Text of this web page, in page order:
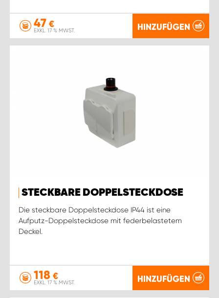
47 €
EXKL. 17 % MWST. HINZUFÜGEN
STECKBARE DOPPELSTECKDOSE
Die steckbare Doppelsteckdose IP44 ist eine
Aufputz-Doppelsteckdose mit federbelastetem
Deckel.
118 €
EXKL. 17 % MWST. HINZUFÜGEN